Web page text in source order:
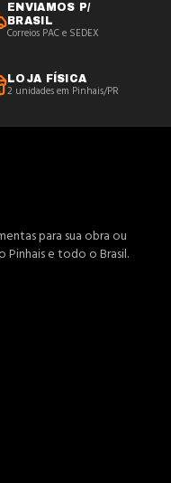
ENVIAMOS P/
BRASIL
Correios PAC e SEDEX
LOJA FÍSICA
2 unidades em Pinhais/PR
para sua obra ou
Pinhais e todo o Brasil.